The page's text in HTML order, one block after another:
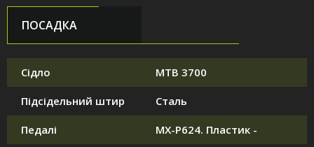
ПОСАДКА
Сідло MTB 3700
Підсідельний штир Сталь
Педалі MX-P624. Пластик -